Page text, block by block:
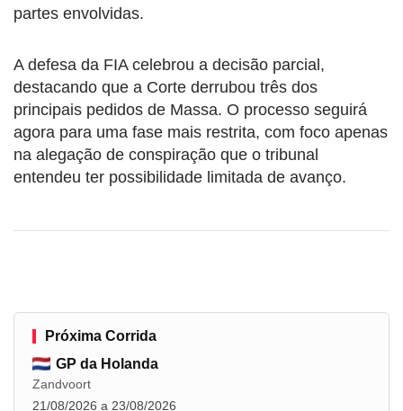
partes envolvidas.
A defesa da FIA celebrou a decisão parcial,
destacando que a Corte derrubou três dos
principais pedidos de Massa. O processo seguirá
agora para uma fase mais restrita, com foco apenas
na alegação de conspiração que o tribunal
entendeu ter possibilidade limitada de avanço.
Próxima Corrida
GP da Holanda
Zandvoort
21/08/2026 a 23/08/2026